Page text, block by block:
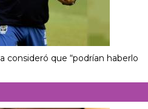
consideró que “podrían haberlo